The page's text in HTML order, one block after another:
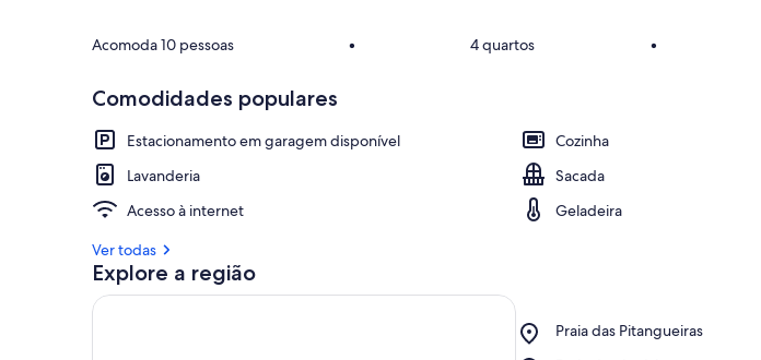
õ
Acomoda 10 pessoas • 4 quartos •
Comodidades populares
Estacionamento em garagem disponível
Cozinha
Lavanderia
Sacada
Acesso à internet
Geladeira
Ver todas
Explore a região
Praia das Pitangueiras
Place,